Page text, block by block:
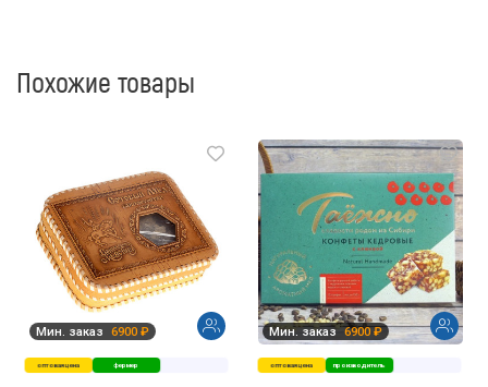
Похожие товары
Мин. заказ 6900 ₽
оптовая цена фермер
Мин. заказ 6900 ₽
оптовая цена производитель